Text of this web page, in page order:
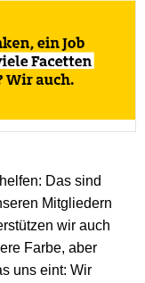
Das sind
Mitgliedern
wir auch
Farbe, aber
uns eint: Wir